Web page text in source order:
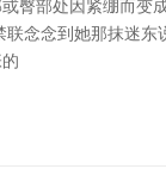
臀部处因紧绷而变
念念到她那抹迷东